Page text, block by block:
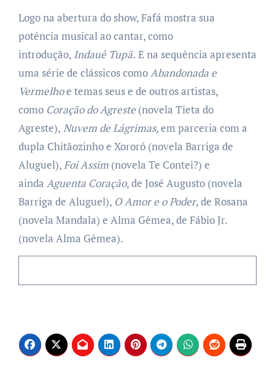
Logo na abertura do show, Fafá mostra sua
potência musical ao cantar, como
introdução, Indauê Tupã. E na sequência apresenta
uma série de clássicos comoAbandonada e
Vermelhoe temas seus e de outros artistas,
como Coração do Agreste(novela Tieta do
Agreste), Nuvem de Lágrimas,em parceria com a
dupla Chitãozinho e Xororó (novela Barriga de
Aluguel),Foi Assim(novela Te Contei?) e
ainda Aguenta Coração, de José Augusto (novela
Barriga de Aluguel), O Amor e o Poder, de Rosana
(novela Mandala) e Alma Gêmea, de Fábio Jr.
(novela Alma Gêmea).